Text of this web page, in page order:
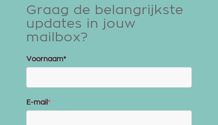
Graag de belangrijkste
updates in jouw
mailbox?
Voornaam*
E-mail *